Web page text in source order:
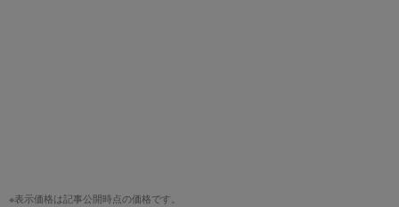
※表示価格は記事公開時点の価格です。